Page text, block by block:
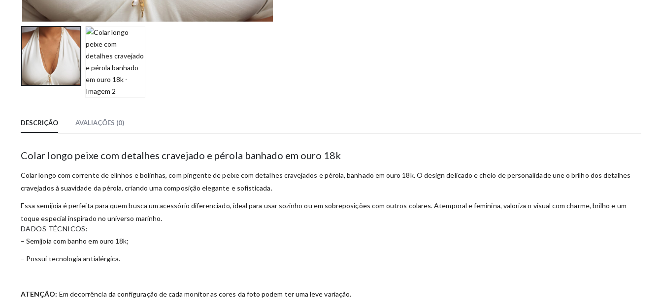
DESCRIÇÃO AVALIAÇÕES (0)
Colar longo peixe com detalhes cravejado e pérola banhado em ouro 18k
Colar longo com corrente de elinhos e bolinhas, com pingente de peixe com detalhes cravejados e pérola, banhado em ouro 18k. O design delicado e cheio de personalidade une o brilho dos detalhes
cravejados à suavidade da pérola, criando uma composição elegante e sofisticada.
Essa semijoia é perfeita para quem busca um acessório diferenciado, ideal para usar sozinho ou em sobreposições com outros colares. Atemporal e feminina, valoriza o visual com charme, brilho e um
toque especial inspirado no universo marinho.
DADOS TÉCNICOS:
– Semijoia com banho em ouro 18k;
– Possui tecnologia antialérgica.
ATENÇÃO: Em decorrência da configuração de cada monitor as cores da foto podem ter uma leve variação.